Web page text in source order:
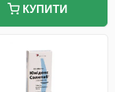
КУПИТИ